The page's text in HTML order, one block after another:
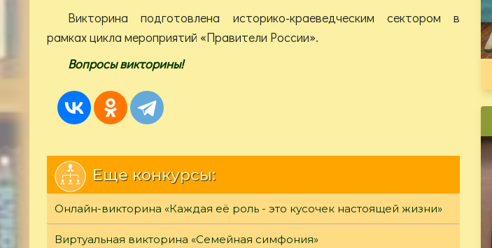
Викторина подготовлена историко-краеведческим сектором в
рамках цикла мероприятий «Правители России».
Вопросы викторины!
Еще конкурсы:
Онлайн-викторина «Каждая её роль - это кусочек настоящей жизни»
Виртуальная викторина «Семейная симфония»